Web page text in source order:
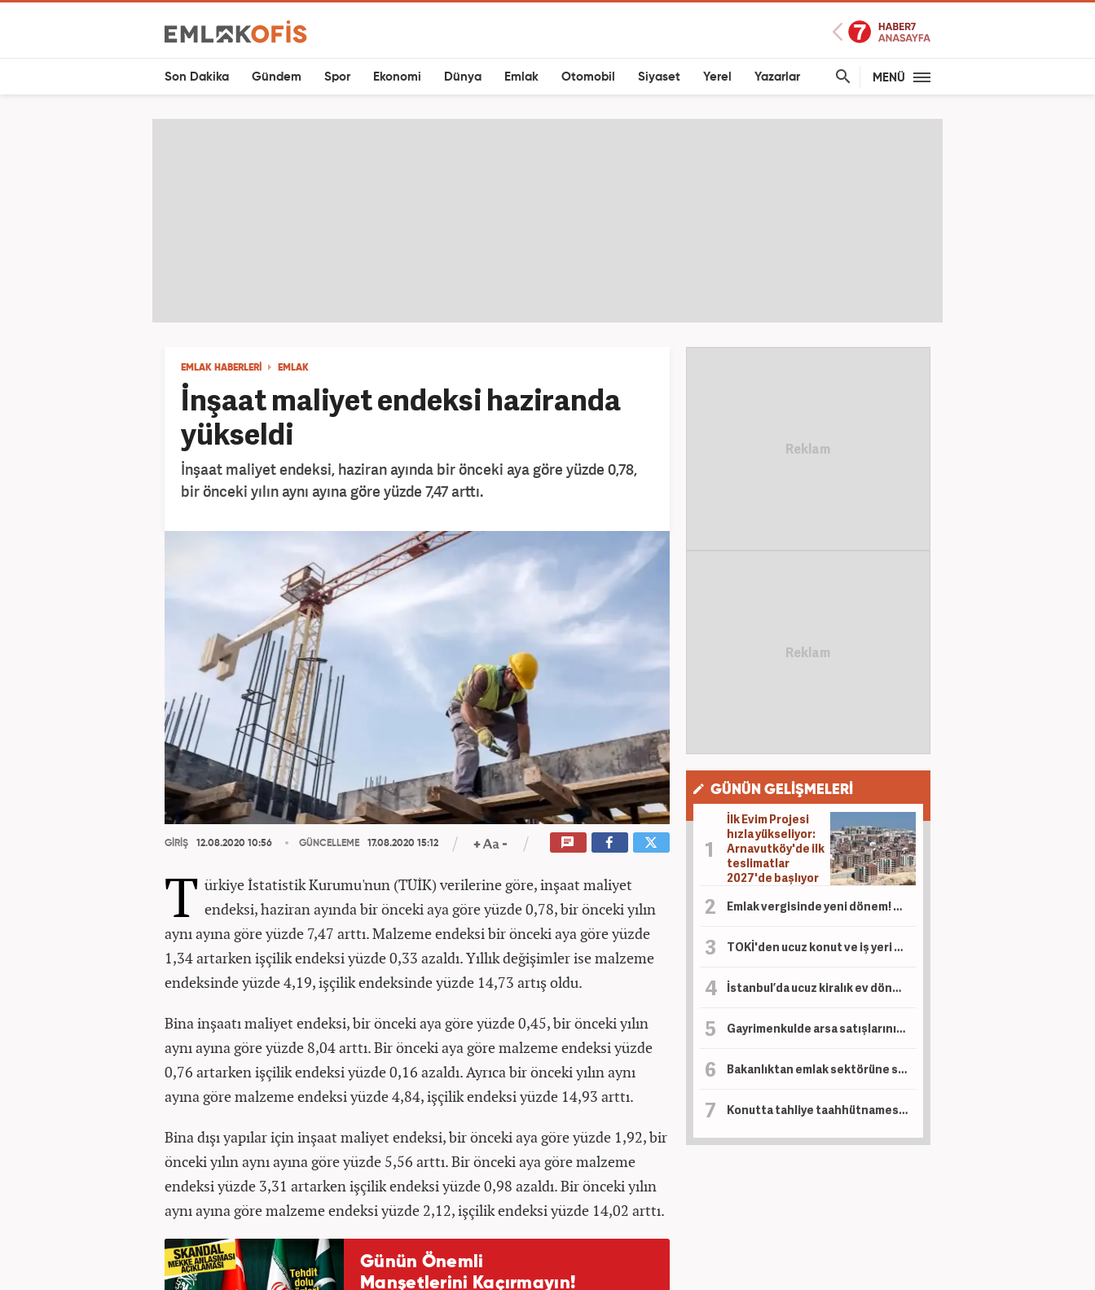
Son Dakika Gündem Spor Ekonomi Dünya Emlak Otomobil Siyaset Yerel Yazarlar MENÜ
EMLAK HABERLERİ EMLAK
İnşaat maliyet endeksi haziranda
yükseldi
İnşaat maliyet endeksi, haziran ayında bir önceki aya göre yüzde 0,78,
bir önceki yılın aynı ayına göre yüzde 7,47 arttı.
GİRİŞ 12.08.2020 10:56 GÜNCELLEME 17.08.2020 15:12
T ürkiye İstatistik Kurumu'nun (TÜİK) verilerine göre, inşaat maliyet
endeksi, haziran ayında bir önceki aya göre yüzde 0,78, bir önceki yılın
aynı ayına göre yüzde 7,47 arttı. Malzeme endeksi bir önceki aya göre yüzde
1,34 artarken işçilik endeksi yüzde 0,33 azaldı. Yıllık değişimler ise malzeme
endeksinde yüzde 4,19, işçilik endeksinde yüzde 14,73 artış oldu.
Bina inşaatı maliyet endeksi, bir önceki aya göre yüzde 0,45, bir önceki yılın
aynı ayına göre yüzde 8,04 arttı. Bir önceki aya göre malzeme endeksi yüzde
0,76 artarken işçilik endeksi yüzde 0,16 azaldı. Ayrıca bir önceki yılın aynı
ayına göre malzeme endeksi yüzde 4,84, işçilik endeksi yüzde 14,93 arttı.
Bina dışı yapılar için inşaat maliyet endeksi, bir önceki aya göre yüzde 1,92, bir
önceki yılın aynı ayına göre yüzde 5,56 arttı. Bir önceki aya göre malzeme
endeksi yüzde 3,31 artarken işçilik endeksi yüzde 0,98 azaldı. Bir önceki yılın
aynı ayına göre malzeme endeksi yüzde 2,12, işçilik endeksi yüzde 14,02 arttı.
GÜNÜN GELİŞMELERİ
İlk Evim Projesi
hızla yükseliyor:
Arnavutköy'de ilk
teslimatlar
2027'de başlıyor
Emlak vergisinde yeni dönem! Ev sahipleri dikkat
TOKİ'den ucuz konut ve iş yeri satışı!
İstanbul’da ucuz kiralık ev dönemi! Kira bedeli ne kadar olacak?
Gayrimenkulde arsa satışlarının payı yüzde 40'a ulaştı! Talepler patladı
Bakanlıktan emlak sektörüne sıkı denetim! Aykırılıklara 28,3 milyon liralık ceza kesildi
Konutta tahliye taahhütnamesi krizi büyüyor! Mahkemelerde dosya sayısı artıyor